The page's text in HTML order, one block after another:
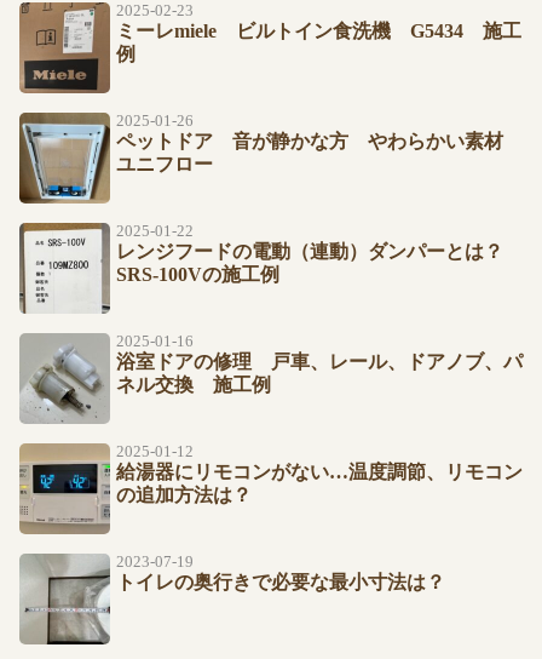
2025-02-23
ミーレmiele ビルトイン食洗機 G5434 施工
例
2025-01-26
ペットドア 音が静かな方 やわらかい素材
ユニフロー
2025-01-22
レンジフードの電動（連動）ダンパーとは？
SRS-100Vの施工例
2025-01-16
浴室ドアの修理 戸車、レール、ドアノブ、パ
ネル交換 施工例
2025-01-12
給湯器にリモコンがない…温度調節、リモコン
の追加方法は？
2023-07-19
トイレの奥行きで必要な最小寸法は？